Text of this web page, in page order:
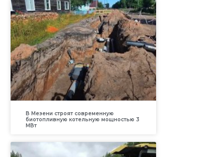
В Мезени строят современную
биотопливную котельную мощностью 3
МВт